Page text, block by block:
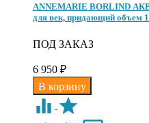
ANNEMARIE BORLIND
для век, придающий объем
ПОД ЗАКАЗ
6 950 ₽